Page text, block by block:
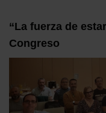
“La fuerza de
Congreso